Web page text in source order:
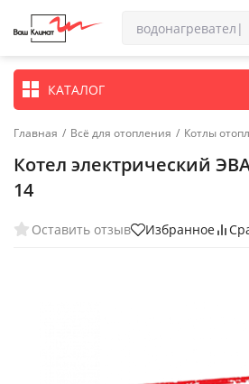
КАТАЛОГ
Главная / Всё для отопления / Котлы
Котел электрический
14
Оставить отзыв Избранное